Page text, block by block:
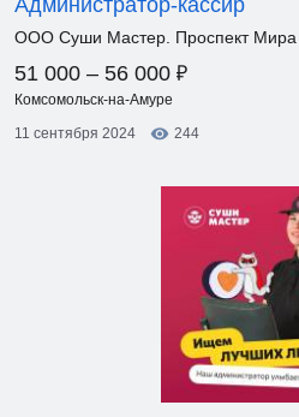
Администратор-кассир
ООО Суши Мастер. Проспект Мира
51 000 – 56 000 ₽
Комсомольск-на-Амуре
11 сентября 2024
244